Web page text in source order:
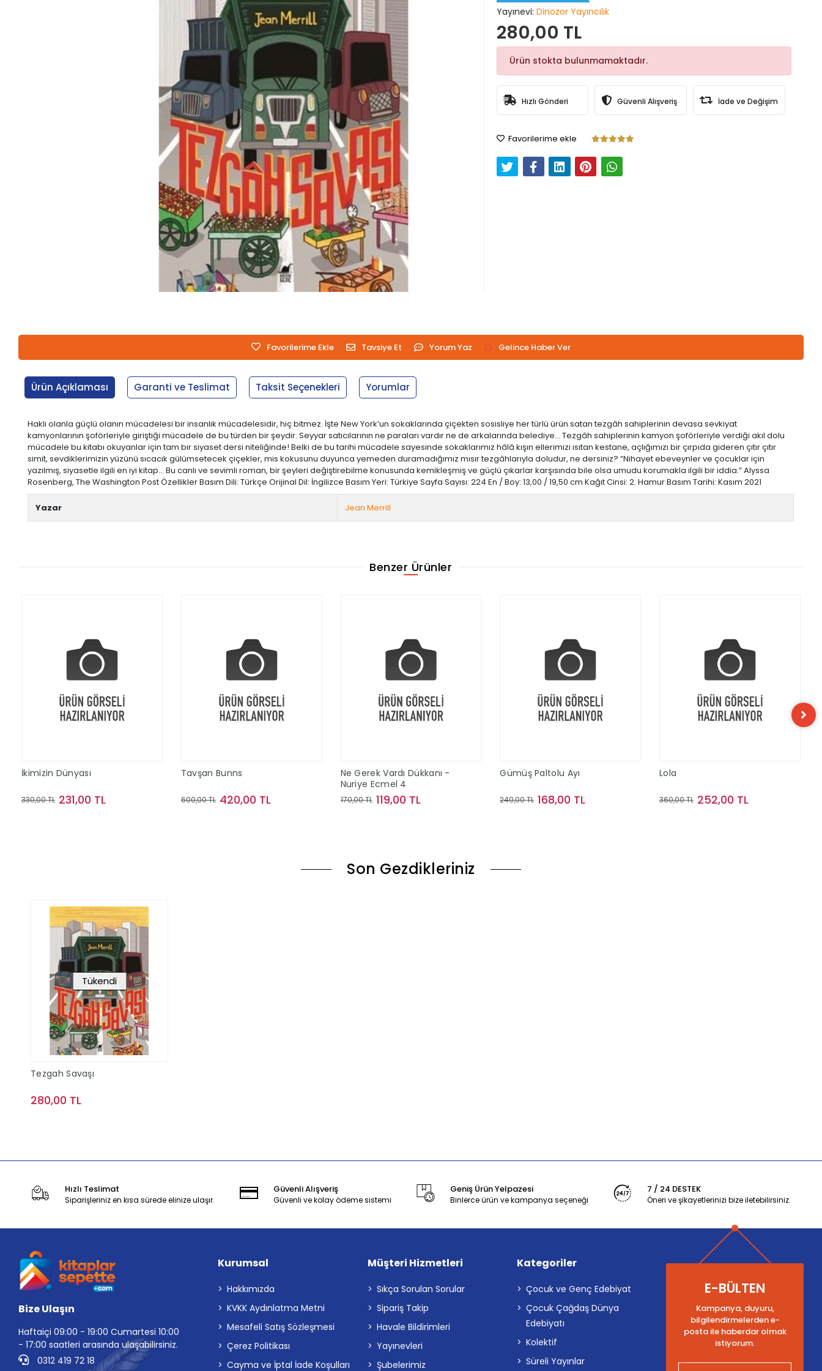
Yayınevi: Dinozor Yayıncılık
280,00 TL
Ürün stokta bulunmamaktadır.
Hızlı Gönderi Güvenli Alışveriş İade ve Değişim
Favorilerime ekle
Favorilerime Ekle Tavsiye Et Yorum Yaz Gelince Haber Ver
Ürün Açıklaması Garanti ve Teslimat Taksit Seçenekleri Yorumlar
Haklı olanla güçlü olanın mücadelesi bir insanlık mücadelesidir, hiç bitmez. İşte New York’un sokaklarında çiçekten sosisliye her türlü ürün satan tezgâh sahiplerinin devasa sevkiyat
kamyonlarının şoförleriyle giriştiği mücadele de bu türden bir şeydir. Seyyar satıcılarının ne paraları vardır ne de arkalarında belediye... Tezgâh sahiplerinin kamyon şoförleriyle verdiği akıl dolu
mücadele bu kitabı okuyanlar için tam bir siyaset dersi niteliğinde! Belki de bu tarihi mücadele sayesinde sokaklarımız hâlâ kışın ellerimizi ısıtan kestane, açlığımızı bir çırpıda gideren çıtır çıtır
simit, sevdiklerimizin yüzünü sıcacık gülümsetecek çiçekler, mis kokusunu duyunca yemeden duramadığımız mısır tezgâhlarıyla doludur, ne dersiniz? “Nihayet ebeveynler ve çocuklar için
yazılmış, siyasetle ilgili en iyi kitap... Bu canlı ve sevimli roman, bir şeyleri değiştirebilme konusunda kemikleşmiş ve güçlü çıkarlar karşısında bile olsa umudu korumakla ilgili bir iddia.” Alyssa
Rosenberg, The Washington Post Özellikler Basım Dili: Türkçe Orijinal Dil: İngilizce Basım Yeri: Türkiye Sayfa Sayısı: 224 En / Boy: 13,00 / 19,50 cm Kağıt Cinsi: 2. Hamur Basım Tarihi: Kasım 2021
Yazar Jean Merrill
Benzer Ürünler
İkimizin Dünyası
330,00 TL 231,00 TL
Tavşan Bunns
600,00 TL 420,00 TL
Ne Gerek Vardı Dükkanı -
Nuriye Ecmel 4
170,00 TL 119,00 TL
Gümüş Paltolu Ayı
240,00 TL 168,00 TL
Lola
360,00 TL 252,00 TL
Son Gezdikleriniz
Tükendi
Tezgah Savaşı
280,00 TL
Hızlı Teslimat
Siparişleriniz en kısa sürede elinize ulaşır.
Güvenli Alışveriş
Güvenli ve kolay ödeme sistemi
Geniş Ürün Yelpazesi
Binlerce ürün ve kampanya seçeneği
7 / 24 DESTEK
Öneri ve şikayetlerinizi bize iletebilirsiniz.
Bize Ulaşın
Haftaiçi 09:00 - 19:00 Cumartesi 10:00
- 17:00 saatleri arasında ulaşabilirsiniz.
0312 419 72 18
Kurumsal
Hakkımızda
KVKK Aydınlatma Metni
Mesafeli Satış Sözleşmesi
Çerez Politikası
Cayma ve İptal İade Koşulları
Müşteri Hizmetleri
Sıkça Sorulan Sorular
Sipariş Takip
Havale Bildirimleri
Yayınevleri
Şubelerimiz
Kategoriler
Çocuk ve Genç Edebiyat
Çocuk Çağdaş Dünya
Edebiyatı
Kolektif
Süreli Yayınlar
E-BÜLTEN
Kampanya, duyuru,
bilgilendirmelerden e-
posta ile haberdar olmak
istiyorum.